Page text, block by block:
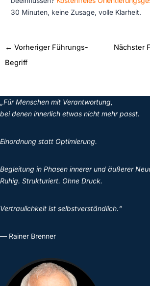
30 Minuten, keine Zusage, volle Klarheit.
← Vorheriger Führungs-
Begriff
Nächster
„Für Menschen mit Verantwortung,
bei denen innerlich etwas nicht mehr passt.
Einordnung statt Optimierung.
Begleitung in Phasen innerer und äußerer
Ruhig. Strukturiert. Ohne Druck.
Vertraulichkeit ist selbstverständlich.“
— Rainer Brenner